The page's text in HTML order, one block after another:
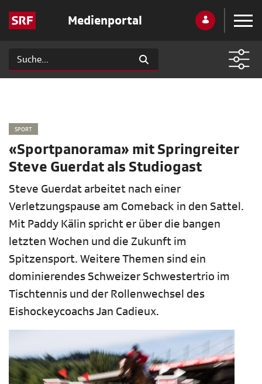
Medienportal
SPORT
«Sportpanorama» mit Springreiter
Steve Guerdat als Studiogast
Steve Guerdat arbeitet nach einer
Verletzungspause am Comeback in den Sattel.
Mit Paddy Kälin spricht er über die bangen
letzten Wochen und die Zukunft im
Spitzensport. Weitere Themen sind ein
dominierendes Schweizer Schwestertrio im
Tischtennis und der Rollenwechsel des
Eishockeycoachs Jan Cadieux.